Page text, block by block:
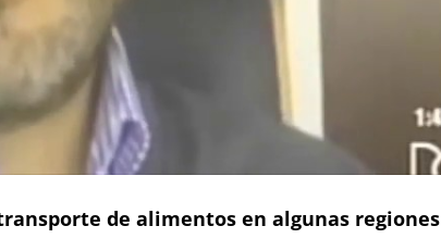
de alimentos en algunas regiones